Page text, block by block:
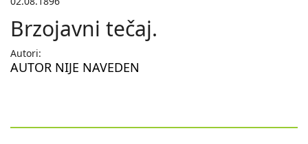
Brzojavni tečaj.
Autori:
AUTOR NIJE NAVEDEN